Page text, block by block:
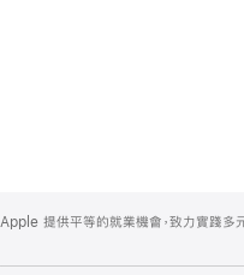
Footer
Apple 提供平等的就業機會，致力實踐多